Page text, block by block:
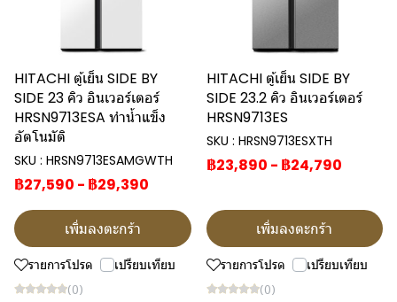
HITACHI ตู้เย็น SIDE BY
SIDE 23 คิว อินเวอร์เตอร์
HRSN9713ESA ทำน้ำแข็ง
อัตโนมัติ
SKU : HRSN9713ESAMGWTH
฿27,590 - ฿29,390
เพิ่มลงตะกร้า
รายการโปรด เปรียบเทียบ
(0)
HITACHI ตู้เย็น SIDE BY
SIDE 23.2 คิว อินเวอร์เตอร์
HRSN9713ES
SKU : HRSN9713ESXTH
฿23,890 - ฿24,790
เพิ่มลงตะกร้า
รายการโปรด เปรียบเทียบ
(0)